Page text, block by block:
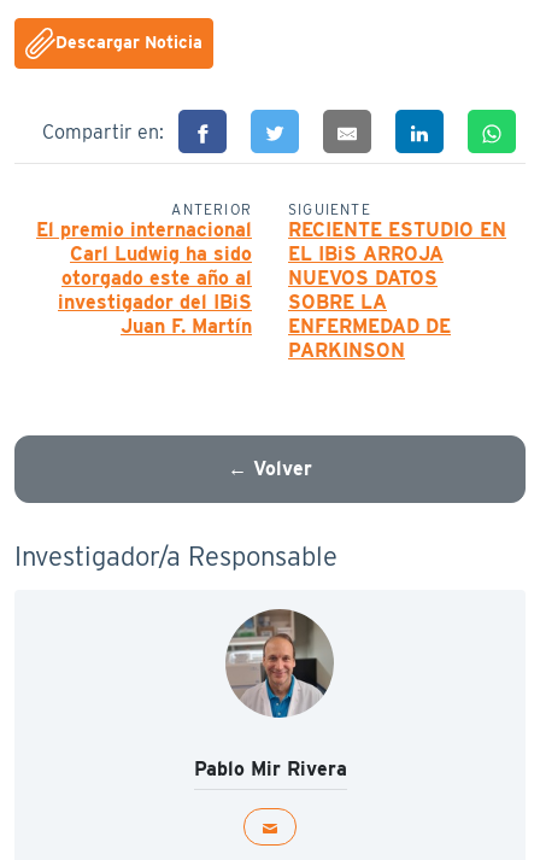
Descargar Noticia
Compartir en:
ANTERIOR
El premio internacional
Carl Ludwig ha sido
otorgado este año al
investigador del IBiS
Juan F. Martín
SIGUIENTE
RECIENTE ESTUDIO EN
EL IBiS ARROJA
NUEVOS DATOS
SOBRE LA
ENFERMEDAD DE
PARKINSON
← Volver
Investigador/a Responsable
Pablo Mir Rivera